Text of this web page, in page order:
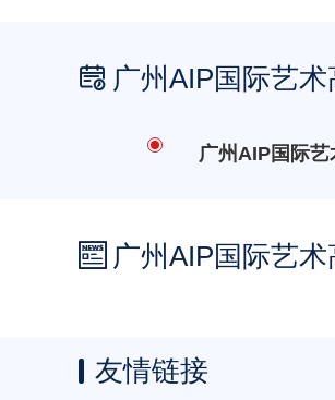
 广州AIP国际艺术
广州AIP国际
 广州AIP国际艺术
友情链接